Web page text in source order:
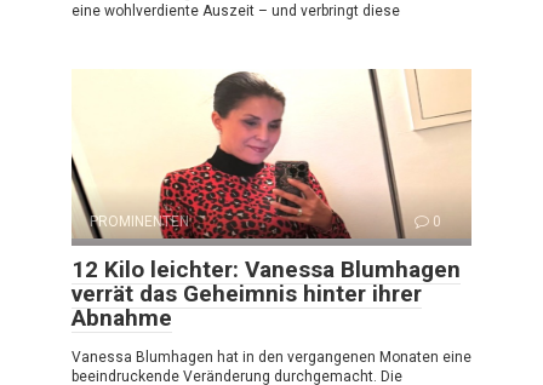
eine wohlverdiente Auszeit – und verbringt diese
PROMINENTEN 0
12 Kilo leichter: Vanessa Blumhagen
verrät das Geheimnis hinter ihrer
Abnahme
Vanessa Blumhagen hat in den vergangenen Monaten eine
beeindruckende Veränderung durchgemacht. Die